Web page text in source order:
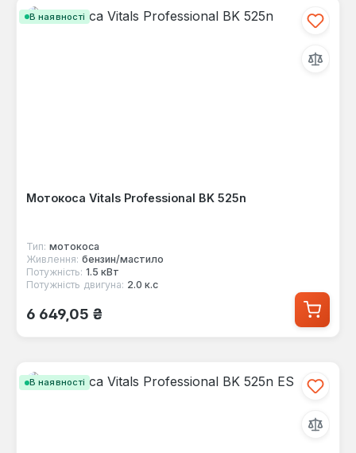
В наявності
Мотокоса Vitals Professional BK 525n
Тип: мотокоса
Живлення: бензин/мастило
Потужність: 1.5 кВт
Потужність двигуна: 2.0 к.с
Звичайна ціна:
6 649,05 ₴
В наявності